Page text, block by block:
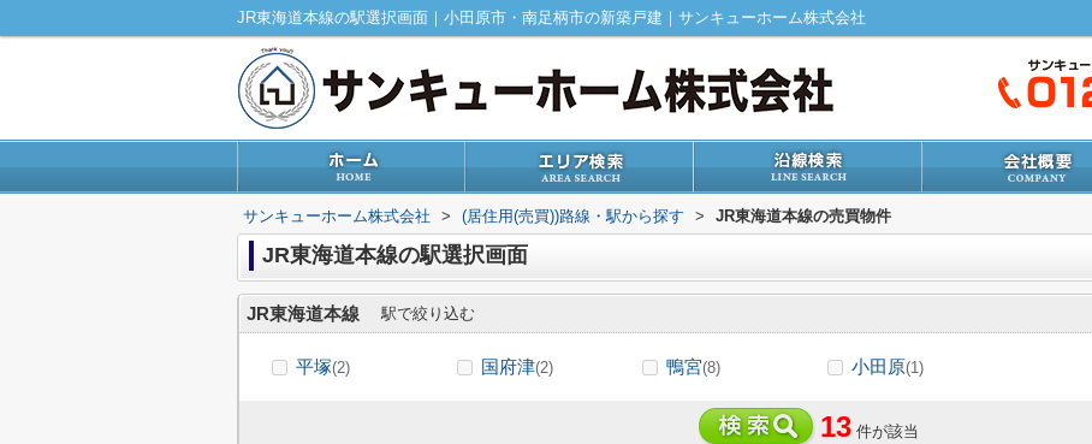
JR東海道本線の駅選択画面｜小田原市・南足柄市の新築戸建｜サンキューホーム株式会社
サンキューホーム株式会社 > (居住用(売買))路線・駅から探す > JR東海道本線の売買物件
JR東海道本線の駅選択画面
JR東海道本線 駅で絞り込む
平塚(2) 国府津(2) 鴨宮(8) 小田原(1)
13 件が該当